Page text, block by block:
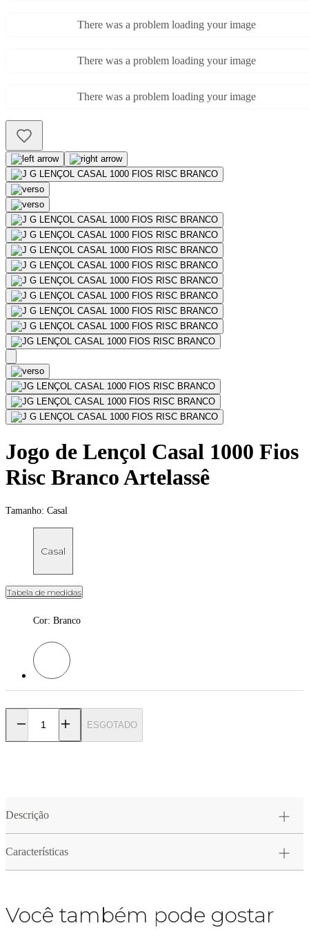
There was a problem loading your image
There was a problem loading your image
There was a problem loading your image
Jogo de Lençol Casal 1000 Fios
Risc Branco Artelassê
Tamanho: Casal
Casal
Tabela de medidas
Cor: Branco
Cor: Branco
ESGOTADO
Descrição
Características
Você também pode gostar